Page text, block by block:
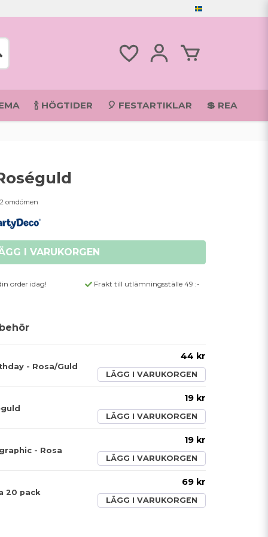
🍾 HÖGTIDER 🎈 FESTARTIKLAR 💲 REA
2 omdömen
I VARUKORGEN
order idag!
Frakt till utlämningsställe 49 :-
- Rosa/Guld
44 kr
LÄGG I VARUKORGEN
19 kr
LÄGG I VARUKORGEN
- Rosa
19 kr
LÄGG I VARUKORGEN
20 pack
69 kr
LÄGG I VARUKORGEN